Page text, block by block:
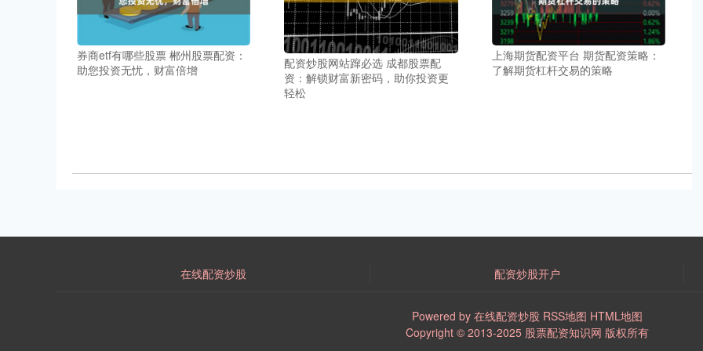
券商etf有哪些股票 郴州股票配资：
助您投资无忧，财富倍增
配资炒股网站蹿必选 成都股票配
资：解锁财富新密码，助你投资更
轻松
上海期货配资平台 期货配资策略：
了解期货杠杆交易的策略
在线配资炒股 配资炒股开户
Powered by 在线配资炒股 RSS地图 HTML地图
Copyright © 2013-2025 股票配资知识网 版权所有